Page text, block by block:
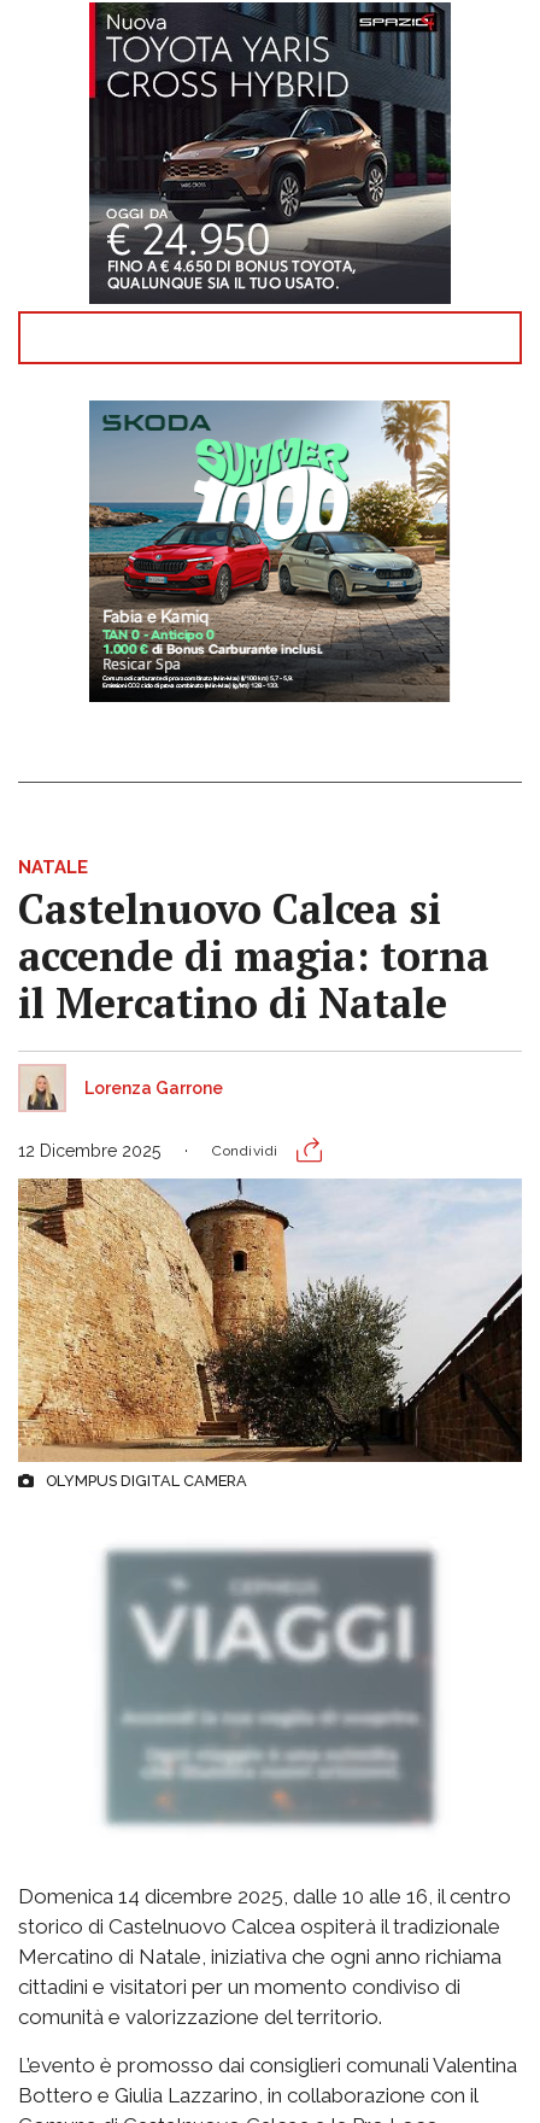
NATALE
Castelnuovo Calcea si
accende di magia: torna
il Mercatino di Natale
Lorenza Garrone
12 Dicembre 2025 Condividi
OLYMPUS DIGITAL CAMERA
Domenica 14 dicembre 2025, dalle 10 alle 16, il centro
storico di Castelnuovo Calcea ospiterà il tradizionale
Mercatino di Natale, iniziativa che ogni anno richiama
cittadini e visitatori per un momento condiviso di
comunità e valorizzazione del territorio.
L’evento è promosso dai consiglieri comunali Valentina
Bottero e Giulia Lazzarino, in collaborazione con il